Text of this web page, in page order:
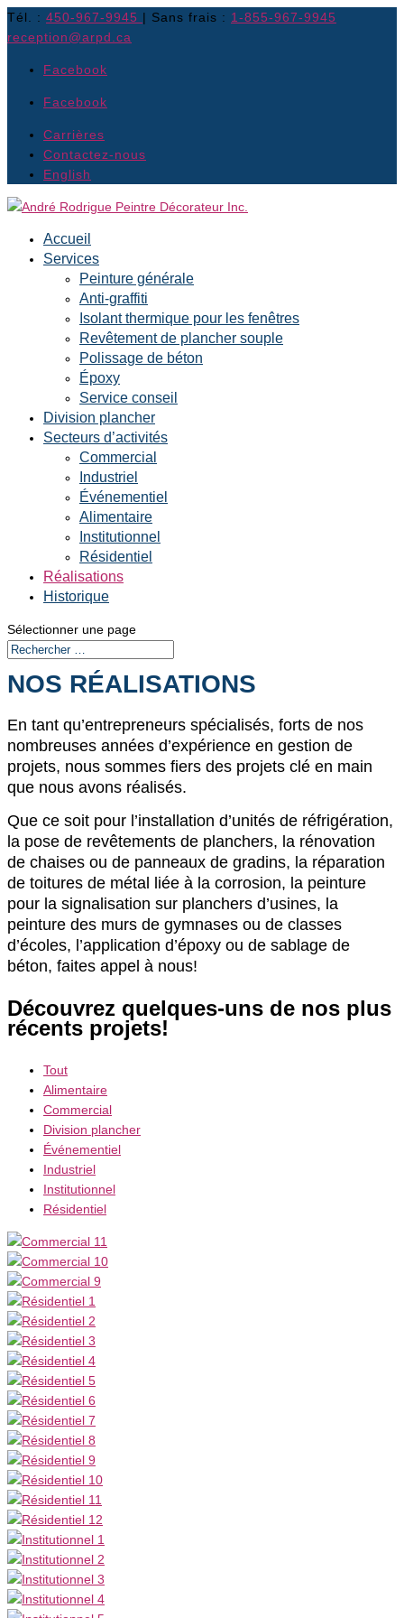
Tél. : 450-967-9945 | Sans frais : 1-855-967-9945
reception@arpd.ca
Facebook
Facebook
Carrières
Contactez-nous
English
Accueil
Services
Peinture générale
Anti-graffiti
Isolant thermique pour les fenêtres
Revêtement de plancher souple
Polissage de béton
Époxy
Service conseil
Division plancher
Secteurs d’activités
Commercial
Industriel
Événementiel
Alimentaire
Institutionnel
Résidentiel
Réalisations
Historique
Sélectionner une page
NOS RÉALISATIONS
En tant qu’entrepreneurs spécialisés, forts de nos
nombreuses années d’expérience en gestion de
projets, nous sommes fiers des projets clé en main
que nous avons réalisés.
Que ce soit pour l’installation d’unités de réfrigération,
la pose de revêtements de planchers, la rénovation
de chaises ou de panneaux de gradins, la réparation
de toitures de métal liée à la corrosion, la peinture
pour la signalisation sur planchers d’usines, la
peinture des murs de gymnases ou de classes
d’écoles, l’application d’époxy ou de sablage de
béton, faites appel à nous!
Découvrez quelques-uns de nos plus
récents projets!
Tout
Alimentaire
Commercial
Division plancher
Événementiel
Industriel
Institutionnel
Résidentiel